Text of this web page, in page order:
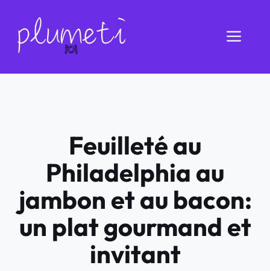
contenu
Feuilleté au
Philadelphia au
jambon et au bacon:
un plat gourmand et
invitant